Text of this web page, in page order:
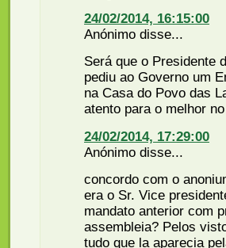
24/02/2014, 16:15:00
Anónimo disse...
Será que o Presidente
pediu ao Governo um
na Casa do Povo das
atento para o melhor
24/02/2014, 17:29:00
Anónimo disse...
concordo com o
era o Sr. Vice
mandato anterior com
assembleia? Pelos
tudo que la aparecia